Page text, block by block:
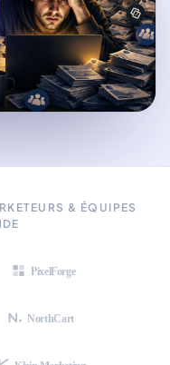
& ÉQUIPES
PixelForge
NorthCart